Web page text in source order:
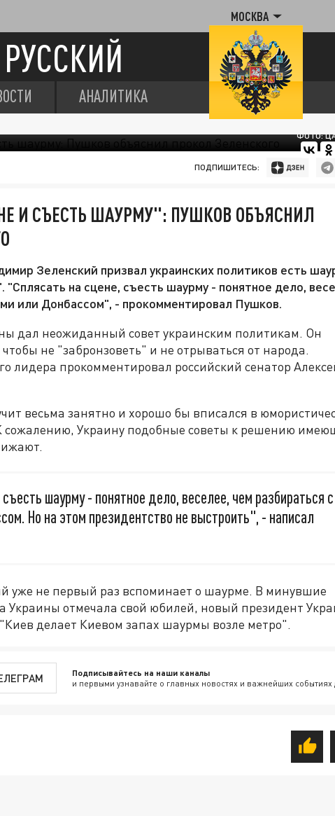
МОСКВА
АНАЛИТИКА
ФОТО:
ПОДПИШИТЕСЬ:
И СЪЕСТЬ ШАУРМУ": ПУШКОВ ОБЪЯСНИЛ
Зеленский призвал украинских политиков есть
"Сплясать на сцене, съесть шаурму - понятное дело,
или Донбассом", - прокомментировал Пушков.
дал неожиданный совет украинским политикам. Он
не "забронзоветь" и не отрываться от народа.
лидера прокомментировал российский сенатор
весьма занятно и хорошо бы вписался в
сожалению, Украину подобные советы к решению
шаурму - понятное дело, веселее, чем разбираться с
Но на этом президентство не выстроить", - написал
уже не первый раз вспоминает о шаурме. В минувшие
Украины отмечала свой юбилей, новый президент
делает Киевом запах шаурмы возле метро".
Подписывайтесь на наши каналы
и первыми узнавайте о главных новостях и важнейших событиях